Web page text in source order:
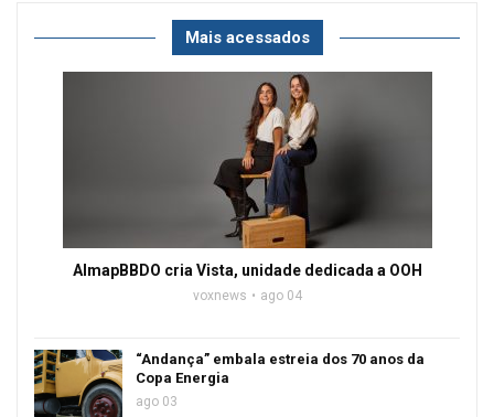
Mais acessados
AlmapBBDO cria Vista, unidade dedicada a OOH
voxnews ago 04
“Andança” embala estreia dos 70 anos da
Copa Energia
ago 03